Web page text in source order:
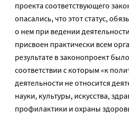
проекта соответствующего
опасались, что этот статус,
о нем при ведении
присвоен практически всем
результате в законопроект
соответствии с которым «к
деятельности не относится
науки, культуры, искусства,
профилактики и охраны